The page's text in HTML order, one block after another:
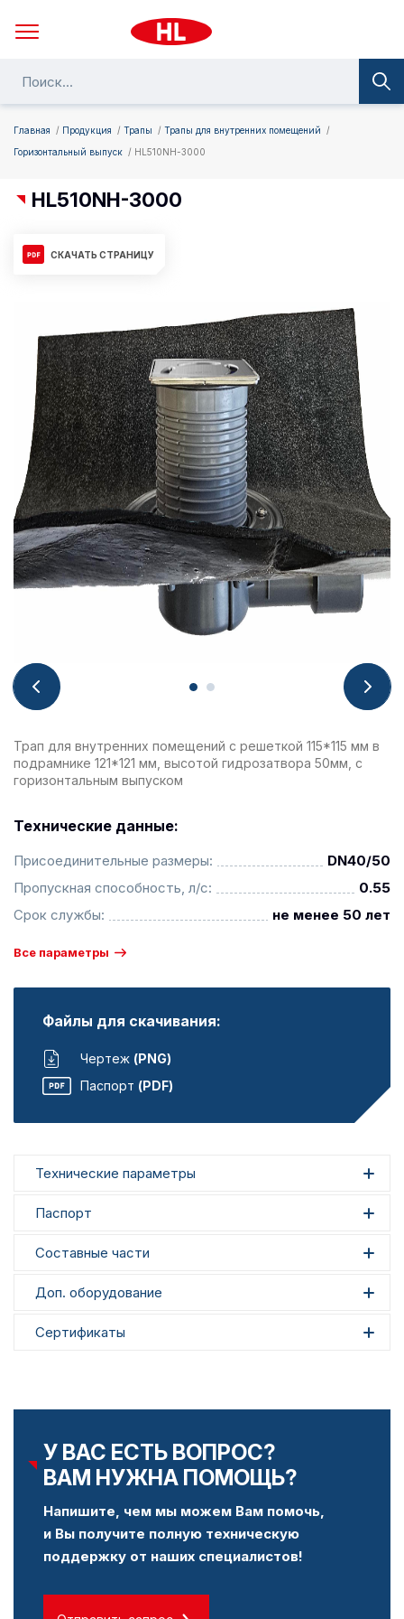
Главная Продукция Трапы
Трапы для внутренних помещений
Горизонтальный выпуск
HL510NH-3000
HL510NH-3000
СКАЧАТЬ СТРАНИЦУ
Трап для внутренних помещений с решеткой 115*115 мм в
подрамнике 121*121 мм, высотой гидрозатвора 50мм, с
горизонтальным выпуском
Технические данные:
Присоединительные размеры:
DN40/50
Пропускная способность, л/с:
0.55
Срок службы:
не менее 50 лет
Все параметры
Файлы для скачивания:
Чертеж (PNG)
Паспорт (PDF)
Технические параметры
Паспорт
Составные части
Доп. оборудование
Сертификаты
У ВАС ЕСТЬ ВОПРОС?
ВАМ НУЖНА ПОМОЩЬ?
Напишите, чем мы можем Вам помочь,
и Вы получите полную техническую
поддержку от наших специалистов!